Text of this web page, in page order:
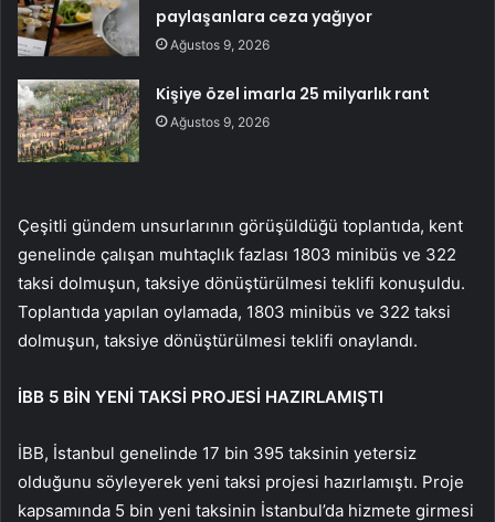
paylaşanlara ceza yağıyor
Ağustos 9, 2026
Kişiye özel imarla 25 milyarlık rant
Ağustos 9, 2026
Çeşitli gündem unsurlarının görüşüldüğü toplantıda, kent
genelinde çalışan muhtaçlık fazlası 1803 minibüs ve 322
taksi dolmuşun, taksiye dönüştürülmesi teklifi konuşuldu.
Toplantıda yapılan oylamada, 1803 minibüs ve 322 taksi
dolmuşun, taksiye dönüştürülmesi teklifi onaylandı.
İBB 5 BİN YENİ TAKSİ PROJESİ HAZIRLAMIŞTI
İBB, İstanbul genelinde 17 bin 395 taksinin yetersiz
olduğunu söyleyerek yeni taksi projesi hazırlamıştı. Proje
kapsamında 5 bin yeni taksinin İstanbul’da hizmete girmesi